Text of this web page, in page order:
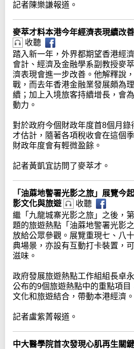
記者陳樂謙報道。
麥萃才料本港今年經濟表現續改
收聽
踏入新一年，外界都期望香港經
會計、經濟及金融學系副教授麥
濟表現會進一步改善。他解釋說
戰，而去年香港金融業發展頗為
續；加上入境旅客持續增長，會
動力。
對於政府今個財政年度首8個月
才估計，隨著各項稅收會在這個
財政年度會有輕微盈餘。
記者黃凱宜訪問了麥萃才。
「油蔴地警署光影之旅」展覽
影文化與旅遊
收聽
繼「九龍城寨光影之旅」之後，
題的旅遊熱點「油蔴地警署光影
放給公眾參觀。展覽重現七、八
典場景，亦設有互動打卡裝置，
滋味。
政府發展旅遊熱點工作組組長卓
公布的9個旅遊熱點中的重點項
文化和旅遊結合，帶動本港經濟。
記者盧紫菁報道。
中大醫學院首次發現心肌再生關